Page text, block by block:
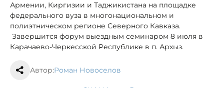
Армении, Киргизии и Таджикистана на площадке
федерального вуза в многонациональном и
полиэтническом регионе Северного Кавказа.
Завершится форум выездным семинаром 8 июля в
Карачаево-Черкесской Республике в п. Архыз.
Автор:Роман Новоселов